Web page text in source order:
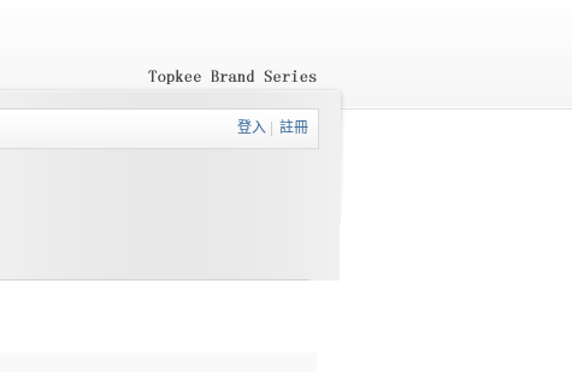
登入 註冊